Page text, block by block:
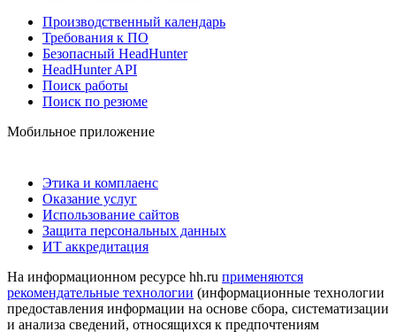
Производственный календарь
Требования к ПО
Безопасный HeadHunter
HeadHunter API
Поиск работы
Поиск по резюме
Мобильное приложение
Этика и комплаенс
Оказание услуг
Использование сайтов
Защита персональных данных
ИТ аккредитация
На информационном ресурсе hh.ru применяются
рекомендательные технологии (информационные технологии
предоставления информации на основе сбора, систематизации
и анализа сведений, относящихся к предпочтениям